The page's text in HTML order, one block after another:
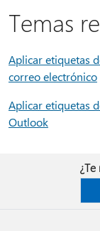
Temas
Aplicar etiquetas
correo electrónico
Aplicar etiquetas
Outlook